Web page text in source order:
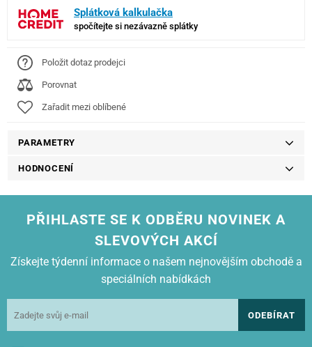
Splátková kalkulačka
spočítejte si nezávazně splátky
Položit dotaz prodejci
Porovnat
Zařadit mezi oblíbené
PARAMETRY
HODNOCENÍ
PŘIHLASTE SE K ODBĚRU NOVINEK A
SLEVOVÝCH AKCÍ
Získejte týdenní informace o našem nejnovějším obchodě a
speciálních nabídkách
ODEBÍRAT